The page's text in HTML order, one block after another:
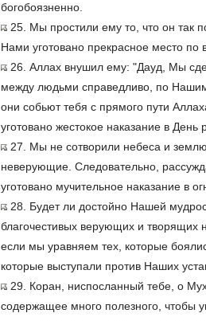
богобоязненно.
25. Мы простили ему то, что он так
Нами уготовано прекрасное место по
26. Аллах внушил ему: "Дауд, Мы
между людьми справедливо, по
они собьют тебя с прямого пути
уготовано жестокое наказание в День
27. Мы не сотворили небеса и
неверующие. Следовательно,
уготовано мучительное наказание в
28. Будет ли достойно Нашей
благочестивых верующих и творящих
если мы уравняем тех, которые
которые выступали против Наших
29. Коран, ниспосланный тебе, о
содержащее много полезного, чтобы